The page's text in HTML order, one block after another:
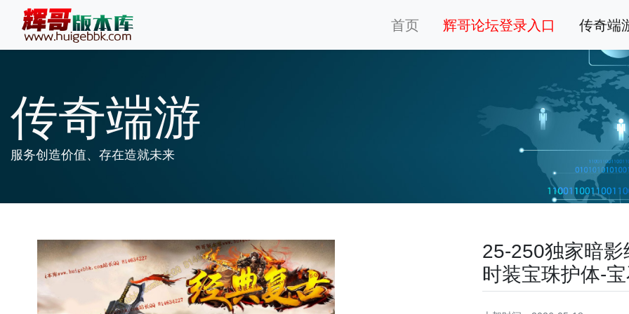
首页 辉哥论坛登录入口 传奇端
传奇端游
服务创造价值、存在造就未来
25-250独家暗
时装宝珠护体-